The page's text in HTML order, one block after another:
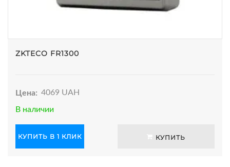
ZKTECO FR1300
Цена: 4069 UAH
В наличии
КУПИТЬ В 1 КЛИК КУПИТЬ